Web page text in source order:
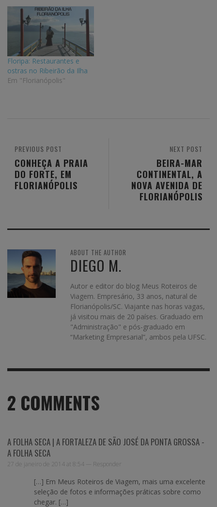
Floripa: Restaurantes e
ostras no Ribeirão da Ilha
Em "Florianópolis"
NEXT POST
BEIRA-MAR
CONTINENTAL, A
NOVA AVENIDA DE
FLORIANÓPOLIS
PREVIOUS POST
CONHEÇA A PRAIA
DO FORTE, EM
FLORIANÓPOLIS
ABOUT THE AUTHOR
DIEGO M.
Autor e editor do blog Meus Roteiros de
Viagem. Empresário, 33 anos, natural de
Florianópolis/SC. Viajante nas horas vagas,
já visitou mais de 20 países. Graduado em
"Administração" e pós-graduado em
“Marketing Empresarial”, ambos pela UFSC.
2 COMMENTS
A FOLHA SECA | A FORTALEZA DE SÃO JOSÉ DA PONTA GROSSA -
A FOLHA SECA
27 de janeiro de 2014 at 8:54 — Responder
[…] Em Meus Roteiros de Viagem, mais uma excelente
seleção de fotos e informações práticas sobre como
chegar. […]